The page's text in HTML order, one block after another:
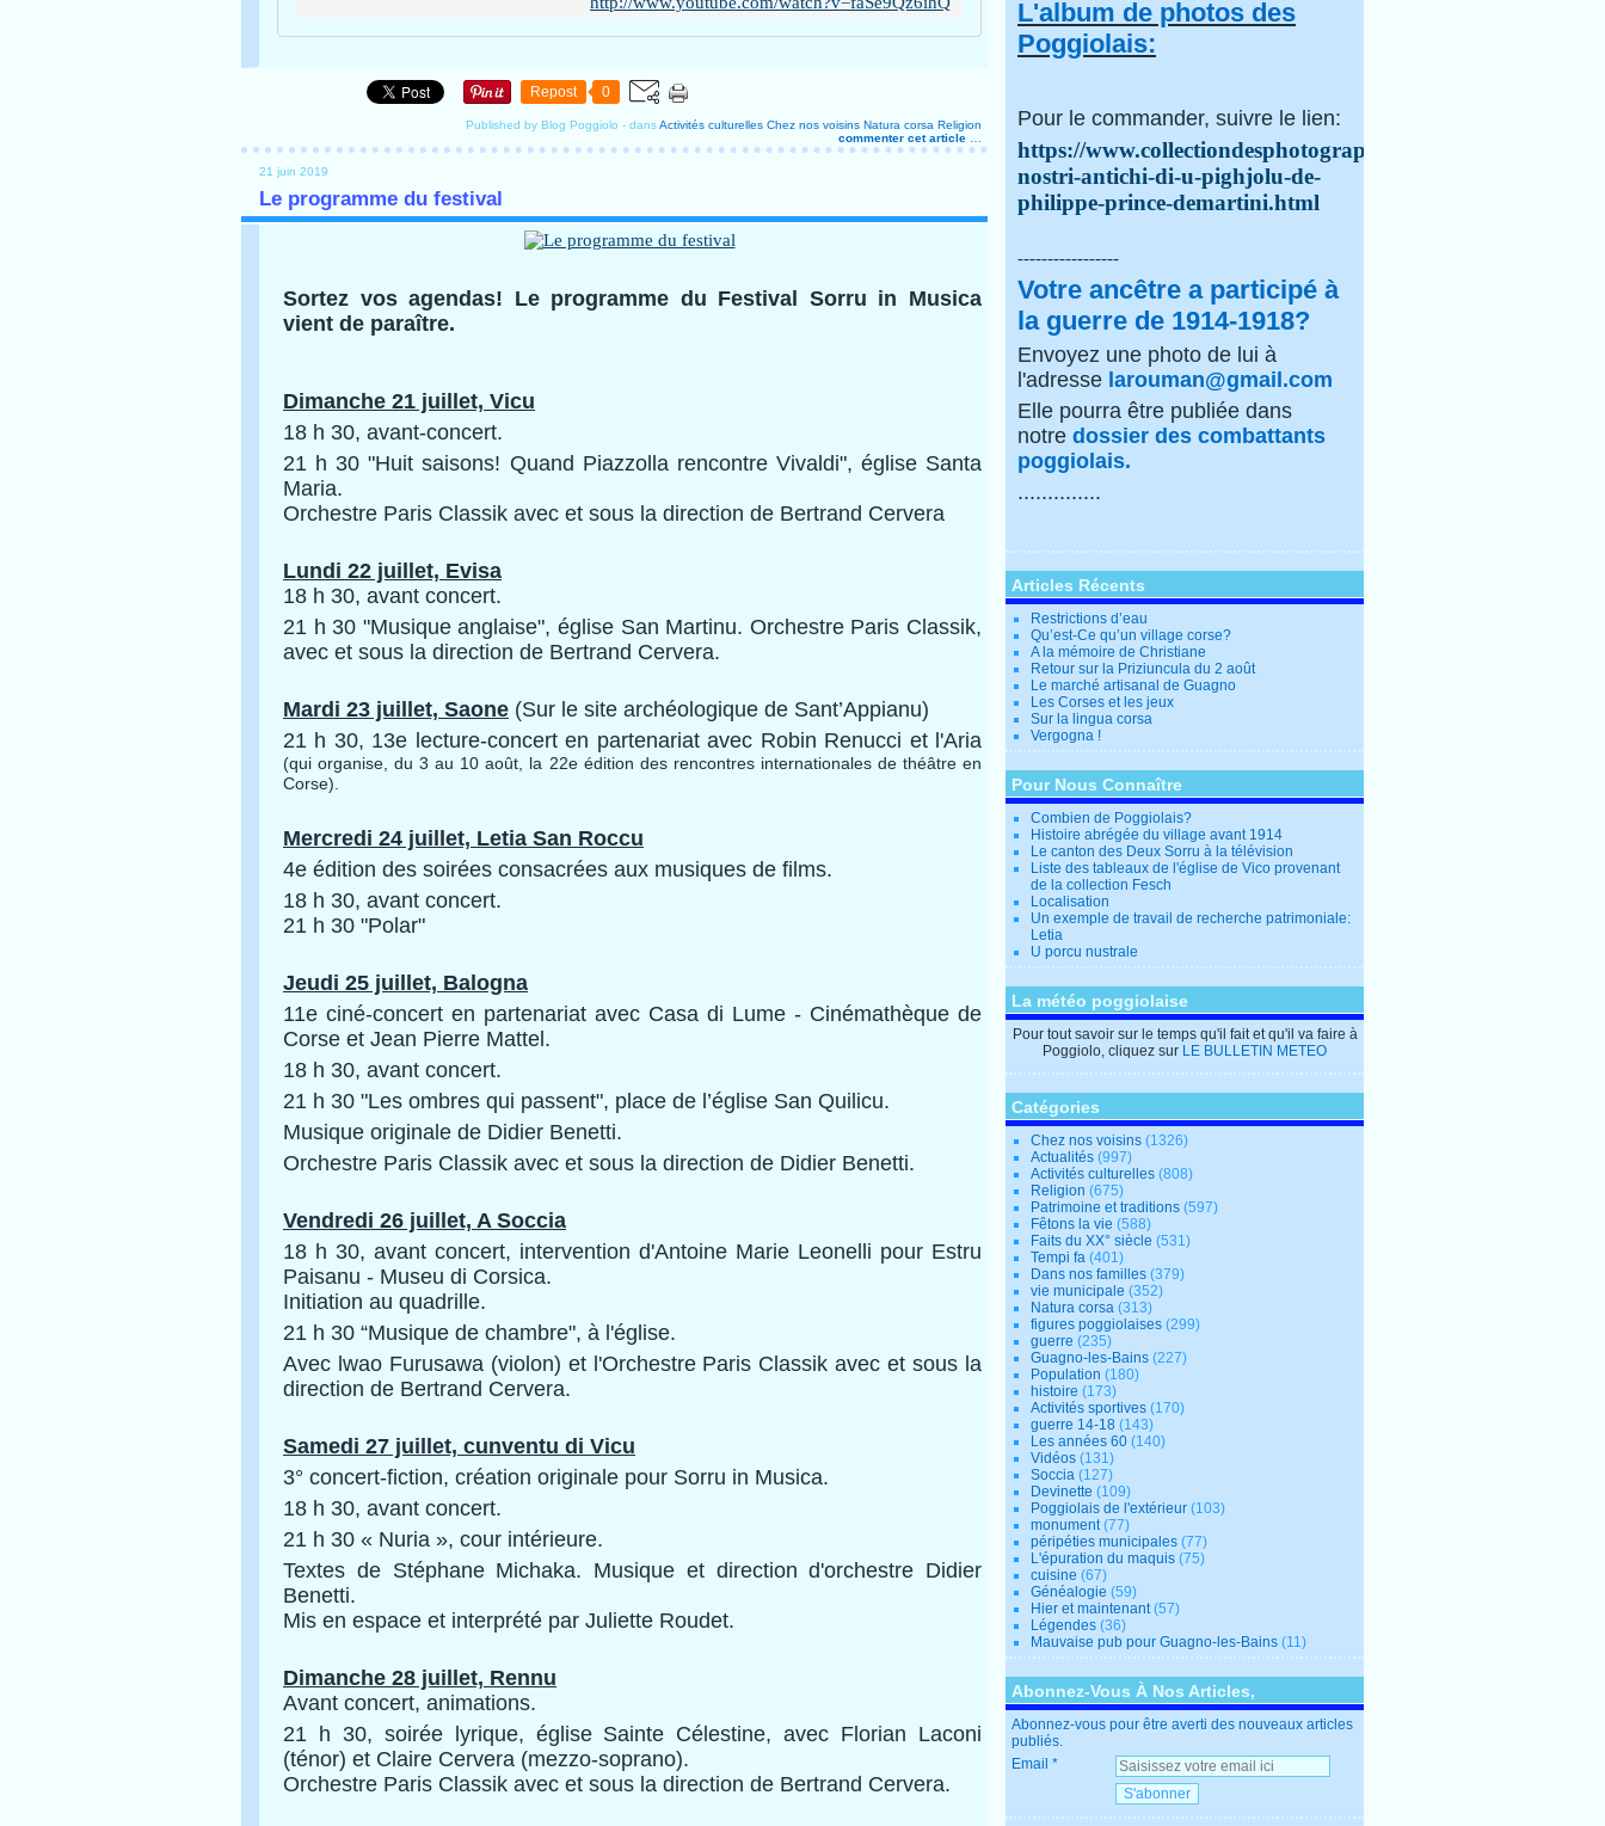
Repost 0
Published by Blog Poggiolo - dansActivités culturelles Chez nos voisins Natura corsa Religion
commenter cet article
21 juin 2019
Le programme du festival
Sortez vos agendas! Le programme du Festival Sorru in Musica
vient de paraître.
Dimanche 21 juillet, Vicu
18 h 30, avant-concert.
21 h 30 "Huit saisons! Quand Piazzolla rencontre Vivaldi", église Santa
Maria.
Orchestre Paris Classik avec et sous la direction de Bertrand Cervera
Lundi 22 juillet, Evisa
18 h 30, avant concert.
21 h 30 "Musique anglaise", église San Martinu. Orchestre Paris Classik,
avec et sous la direction de Bertrand Cervera.
Mardi 23 juillet, Saone (Sur le site archéologique de Sant’Appianu)
21 h 30, 13e lecture-concert en partenariat avec Robin Renucci et l'Aria
(qui organise, du 3 au 10 août, la 22e édition des rencontres internationales de théâtre en
Corse).
Mercredi 24 juillet, Letia San Roccu
4e édition des soirées consacrées aux musiques de films.
18 h 30, avant concert.
21 h 30 "Polar"
Jeudi 25 juillet, Balogna
11e ciné-concert en partenariat avec Casa di Lume - Cinémathèque de
Corse et Jean Pierre Mattel.
18 h 30, avant concert.
21 h 30 "Les ombres qui passent", place de l’église San Quilicu.
Musique originale de Didier Benetti.
Orchestre Paris Classik avec et sous la direction de Didier Benetti.
Vendredi 26 juillet, A Soccia
18 h 30, avant concert, intervention d'Antoine Marie Leonelli pour Estru
Paisanu - Museu di Corsica.
Initiation au quadrille.
21 h 30 “Musique de chambre", à l'église.
Avec lwao Furusawa (violon) et l'Orchestre Paris Classik avec et sous la
direction de Bertrand Cervera.
Samedi 27 juillet, cunventu di Vicu
3° concert-fiction, création originale pour Sorru in Musica.
18 h 30, avant concert.
21 h 30 « Nuria », cour intérieure.
Textes de Stéphane Michaka. Musique et direction d'orchestre Didier
Benetti.
Mis en espace et interprété par Juliette Roudet.
Dimanche 28 juillet, Rennu
Avant concert, animations.
21 h 30, soirée lyrique, église Sainte Célestine, avec Florian Laconi
(ténor) et Claire Cervera (mezzo-soprano).
Orchestre Paris Classik avec et sous la direction de Bertrand Cervera.
L'album de photos des
Poggiolais:
Pour le commander, suivre le lien:
https://www.collectiondesphotographes.com/i-
nostri-antichi-di-u-pighjolu-de-
philippe-prince-demartini.html
-----------------
Votre ancêtre a participé à
la guerre de 1914-1918?
Envoyez une photo de lui à
l'adresse larouman@gmail.com
Elle pourra être publiée dans
notre dossier des combattants
poggiolais.
..............
Articles Récents
Restrictions d’eau
Qu’est-Ce qu’un village corse?
A la mémoire de Christiane
Retour sur la Priziuncula du 2 août
Le marché artisanal de Guagno
Les Corses et les jeux
Sur la lingua corsa
Vergogna !
Pour Nous Connaître
Combien de Poggiolais?
Histoire abrégée du village avant 1914
Le canton des Deux Sorru à la télévision
Liste des tableaux de l'église de Vico provenant
de la collection Fesch
Localisation
Un exemple de travail de recherche patrimoniale:
Letia
U porcu nustrale
La météo poggiolaise
Pour tout savoir sur le temps qu'il fait et qu'il va faire à
Poggiolo, cliquez sur LE BULLETIN METEO
Catégories
Chez nos voisins (1326)
Actualités (997)
Activités culturelles (808)
Religion (675)
Patrimoine et traditions (597)
Fêtons la vie (588)
Faits du XX° siècle (531)
Tempi fa (401)
Dans nos familles (379)
vie municipale (352)
Natura corsa (313)
figures poggiolaises (299)
guerre (235)
Guagno-les-Bains (227)
Population (180)
histoire (173)
Activités sportives (170)
guerre 14-18 (143)
Les années 60 (140)
Vidéos (131)
Soccia (127)
Devinette (109)
Poggiolais de l'extérieur (103)
monument(77)
péripéties municipales (77)
L'épuration du maquis (75)
cuisine (67)
Généalogie (59)
Hier et maintenant(57)
Légendes (36)
Mauvaise pub pour Guagno-les-Bains (11)
Abonnez-Vous À Nos Articles,
Abonnez-vous pour être averti des nouveaux articles
publiés.
Email